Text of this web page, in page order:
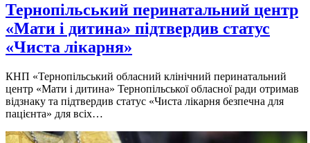
Тернопільський перинатальний центр
«Мати і дитина» підтвердив статус
«Чиста лікарня»
КНП «Тернопільський обласний клінічний перинатальний
центр «Мати і дитина» Тернопільської обласної ради отримав
відзнаку та підтвердив статус «Чиста лікарня безпечна для
пацієнта» для всіх…